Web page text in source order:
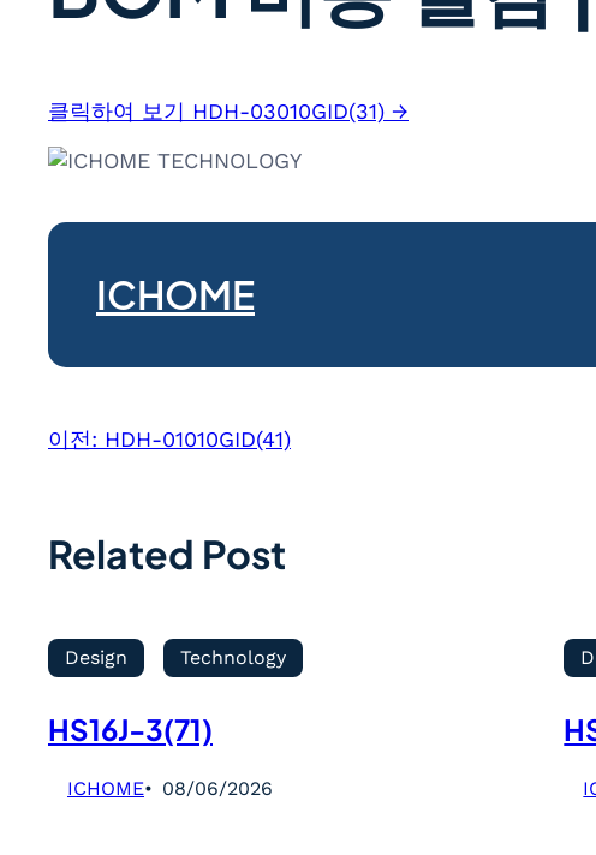
클릭하여 보기 HDH-03010GID(31) →
ICHOME
이전: HDH-01010GID(41)
Related Post
Design Technology
HS16J-3(71)
ICHOME 08/06/2026